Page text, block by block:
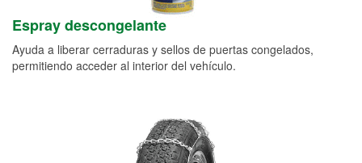
Espray descongelante
Ayuda a liberar cerraduras y sellos de puertas congelados,
permitiendo acceder al interior del vehículo.